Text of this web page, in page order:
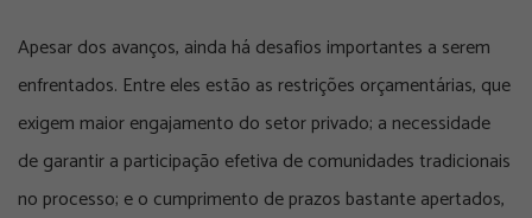
Apesar dos avanços, ainda há desafios importantes a serem
enfrentados. Entre eles estão as restrições orçamentárias, que
exigem maior engajamento do setor privado; a necessidade
de garantir a participação efetiva de comunidades tradicionais
no processo; e o cumprimento de prazos bastante apertados,